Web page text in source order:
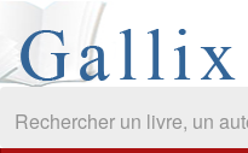
Gallix - les mondes du livres